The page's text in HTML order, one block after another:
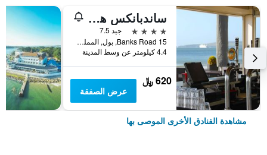
ساندبانكس هوتل
4 نجوم
جيد 7.5
15 Banks Road, بول, المملكة المتحدة
4.4 كيلومتر عن وسط المدينة
620 ﷼
عرض الصفقة
مشاهدة الفنادق الأخرى الموصى بها